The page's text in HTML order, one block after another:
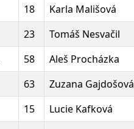
18 Karla Mališová
23 Tomáš Nesvačil
58 Aleš Procházka
63 Zuzana Gajdošová
15 Lucie Kafková